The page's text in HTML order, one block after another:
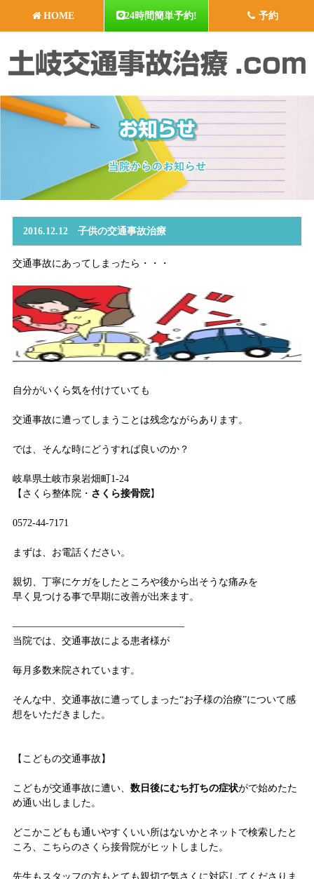
HOME 24時間簡単予約! 予約
2016.12.12 子供の交通事故治療
交通事故にあってしまったら・・・
自分がいくら気を付けていても
交通事故に遭ってしまうことは残念ながらあります。
では、そんな時にどうすれば良いのか？
岐阜県土岐市泉岩畑町1-24
【さくら整体院・ さくら接骨院】
0572-44-7171
まずは、お電話ください。
親切、丁寧にケガをしたところや後から出そうな痛みを
早く見つける事で早期に改善が出来ます。
—————————————————–
当院では、交通事故による患者様が
毎月多数来院されています。
そんな中、交通事故に遭ってしまった“お子様の治療”について感
想をいただきました。
【こどもの交通事故】
こどもが交通事故に遭い、 数日後にむち打ちの症状がで始めたた
め通い出しました。
どこかこどもも通いやすくいい所はないかとネットで検索したと
ころ、こちらのさくら接骨院がヒットしました。
先生もスタッフの方もとても親切で気さくに対応してくださりま